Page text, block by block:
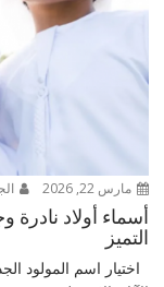
مارس 22, 2026
أسماء أولاد نادرة
التميز
اختيار اسم المولود